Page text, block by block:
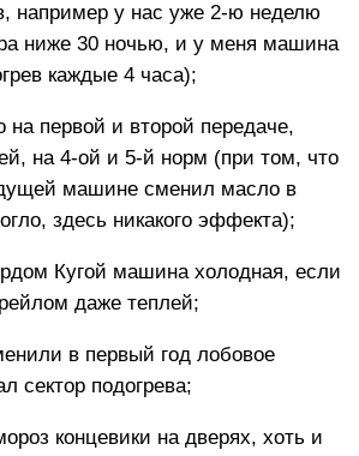
например у нас уже 2-ю неделю
ниже 30 ночью, и у меня машина
каждые 4 часа);
на первой и второй передаче,
на 4-ой и 5-й норм (при том, что
машине сменил масло в
здесь никакого эффекта);
Кугой машина холодная, если
даже теплей;
в первый год лобовое
сектор подогрева;
концевики на дверях, хоть и